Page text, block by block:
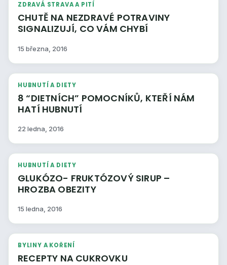
ZDRAVÁ STRAVA A PITÍ
CHUTĚ NA NEZDRAVÉ POTRAVINY
SIGNALIZUJÍ, CO VÁM CHYBÍ
15 března, 2016
HUBNUTÍ A DIETY
8 “DIETNÍCH” POMOCNÍKŮ, KTEŘÍ NÁM
HATÍ HUBNUTÍ
22 ledna, 2016
HUBNUTÍ A DIETY
GLUKÓZO- FRUKTÓZOVÝ SIRUP –
HROZBA OBEZITY
15 ledna, 2016
BYLINY A KOŘENÍ
RECEPTY NA CUKROVKU